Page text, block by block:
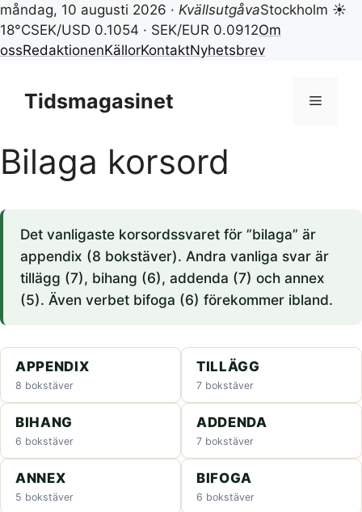
måndag, 10 augusti 2026 · KvällsutgåvaStockholm ☀
18°CSEK/USD 0.1054 · SEK/EUR 0.0912Om
ossRedaktionenKällorKontaktNyhetsbrev
innehållTidsmagasinet Meny
Bilaga korsord
Det vanligaste korsordssvaret för ”bilaga” är
appendix (8 bokstäver). Andra vanliga svar är
tillägg (7), bihang (6), addenda (7) och annex
(5). Även verbet bifoga (6) förekommer ibland.
APPENDIX
8 bokstäver
TILLÄGG
7 bokstäver
BIHANG
6 bokstäver
ADDENDA
7 bokstäver
ANNEX
5 bokstäver
BIFOGA
6 bokstäver